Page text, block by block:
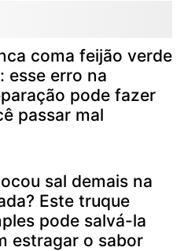
coma feijão verde
esse erro na
pode fazer
passar mal
sal demais na
Este truque
pode salvá-la
estragar o sabor